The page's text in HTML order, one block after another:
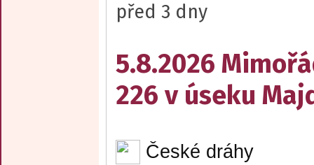
před 3 dny
5.8.2026
226 v úseku
České dráhy